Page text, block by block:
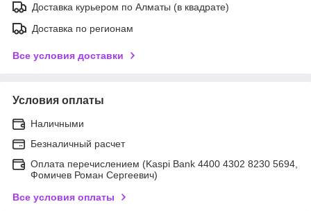
Доставка курьером по Алматы (в квадрате)
Доставка по регионам
Все условия доставки
Условия оплаты
Наличными
Безналичный расчет
Оплата перечислением (Kaspi Bank 4400 4302 8230 5694,
Фомичев Роман Сергеевич)
Все условия оплаты